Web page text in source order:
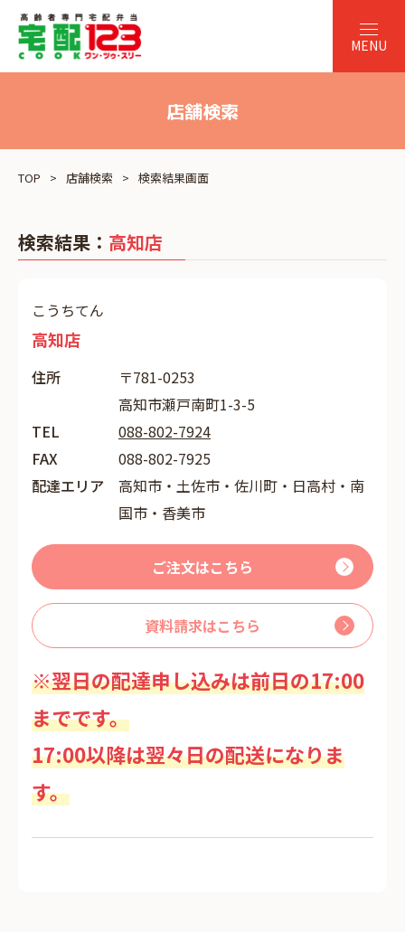
店舗検索
TOP 店舗検索 検索結果画面
検索結果： 高知店
こうちてん
高知店
住所
〒781-0253
高知市瀬戸南町1-3-5
TEL
088-802-7924
FAX
088-802-7925
配達エリア
高知市・土佐市・佐川町・日高村・南
国市・香美市
ご注文はこちら
資料請求はこちら
※翌日の配達申し込みは前日の17:00
までです。
17:00以降は翌々日の配送になりま
す。